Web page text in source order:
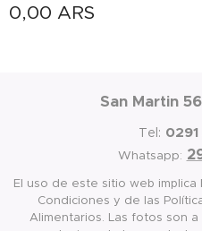
0,00 ARS
San Martin
Tel:
Whatsapp:
El uso de este sitio web
Condiciones y de las
Alimentarios. Las fotos son